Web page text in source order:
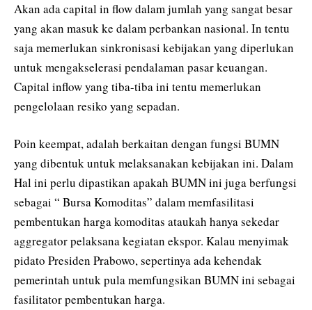
Akan ada capital in flow dalam jumlah yang sangat besar
yang akan masuk ke dalam perbankan nasional. In tentu
saja memerlukan sinkronisasi kebijakan yang diperlukan
untuk mengakselerasi pendalaman pasar keuangan.
Capital inflow yang tiba-tiba ini tentu memerlukan
pengelolaan resiko yang sepadan.
Poin keempat, adalah berkaitan dengan fungsi BUMN
yang dibentuk untuk melaksanakan kebijakan ini. Dalam
Hal ini perlu dipastikan apakah BUMN ini juga berfungsi
sebagai “ Bursa Komoditas” dalam memfasilitasi
pembentukan harga komoditas ataukah hanya sekedar
aggregator pelaksana kegiatan ekspor. Kalau menyimak
pidato Presiden Prabowo, sepertinya ada kehendak
pemerintah untuk pula memfungsikan BUMN ini sebagai
fasilitator pembentukan harga.